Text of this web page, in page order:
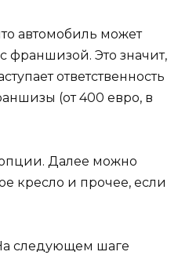
автомобиль может
франшизой. Это значит,
ответственность
(от400 евро, в
Далее можно
кресло и прочее, если
следующем шаге